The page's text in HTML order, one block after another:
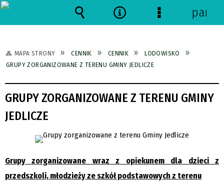
MAPA STRONY CENNIK CENNIK
LODOWISKO
GRUPY ZORGANIZOWANE Z TERENU GMINY JEDLICZE
GRUPY ZORGANIZOWANE Z TERENU GMINY
JEDLICZE
Grupy zorganizowane wraz z opiekunem dla dzieci z
przedszkoli, młodzieży ze szkół podstawowych z terenu
Wyszukiwarka
NarzędziaMenu
panel